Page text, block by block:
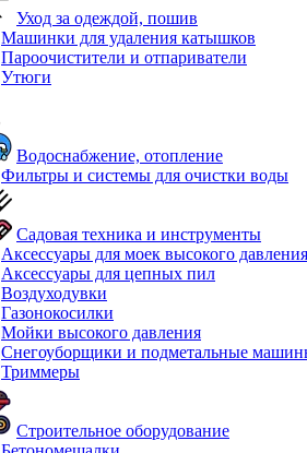
Уход за одеждой, пошив
Машинки для удаления катышков
Пароочистители и отпариватели
Утюги
Водоснабжение, отопление
Фильтры и системы для очистки воды
Садовая техника и инструменты
Аксессуары для моек высокого давления
Аксессуары для цепных пил
Воздуходувки
Газонокосилки
Мойки высокого давления
Снегоуборщики и подметальные
Триммеры
Строительное оборудование